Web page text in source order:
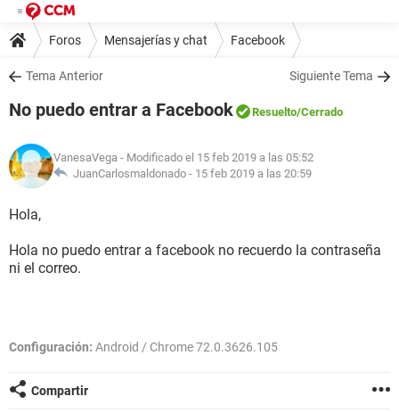
Foros Mensajerías y chat Facebook
Tema Anterior Siguiente Tema
No puedo entrar a Facebook Resuelto/Cerrado
VanesaVega - Modificado el 15 feb 2019 a las 05:52
JuanCarlosmaldonado - 15 feb 2019 a las 20:59
Hola,
Hola no puedo entrar a facebook no recuerdo la contraseña
ni el correo.
Configuración: Android / Chrome 72.0.3626.105
Compartir